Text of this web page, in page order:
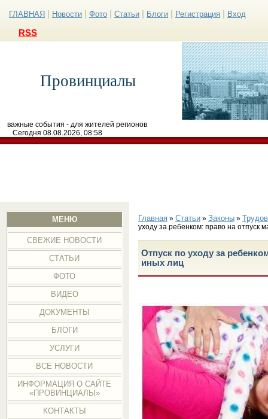
ГЛАВНАЯ Новости Фото Статьи Блоги Регистрация Вход
RSS
Провинциалы
важные события - для жителей регионов
Сегодня 08.08.2026, 08:58
МЕНЮ
СВЕЖИЕ НОВОСТИ
СТАТЬИ
ФОТО
ВИДЕО
ДОКУМЕНТЫ
БЛОГИ
УСЛУГИ
ВСЕ НОВОСТИ
ИНФОРМАЦИЯ О САЙТЕ
«ПРОВИНЦИАЛЫ»
КОНТАКТЫ
Главная» Статьи» Законы»
уходу за ребенком: право на отпуск
Отпуск по уходу за
иных лиц